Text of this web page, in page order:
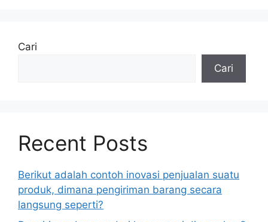
Cari
Cari
Recent Posts
Berikut adalah contoh inovasi penjualan suatu
produk, dimana pengiriman barang secara
langsung seperti?